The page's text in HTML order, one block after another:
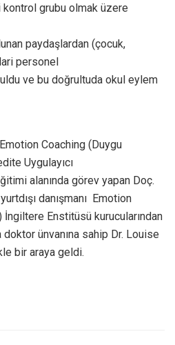
grubu olmak üzere
paydaşlardan (çocuk,
personel
ve bu doğrultuda okul eylem
Coaching (Duygu
Uygulayıcı
alanında görev yapan Doç.
danışmanı Emotion
Enstitüsü kurucularından
ünvanına sahip Dr. Louise
bir araya geldi.